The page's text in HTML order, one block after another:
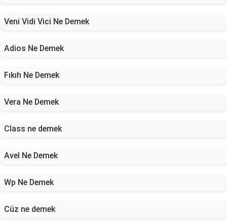
Veni Vidi Vici Ne Demek
Adios Ne Demek
Fıkıh Ne Demek
Vera Ne Demek
Class ne demek
Avel Ne Demek
Wp Ne Demek
Cüz ne demek